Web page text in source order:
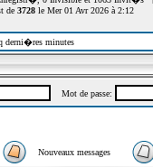
de 3728le Mer 01 Avr 2026 à 2:12
derni�res minutes
Mot de passe:
Nouveaux messages